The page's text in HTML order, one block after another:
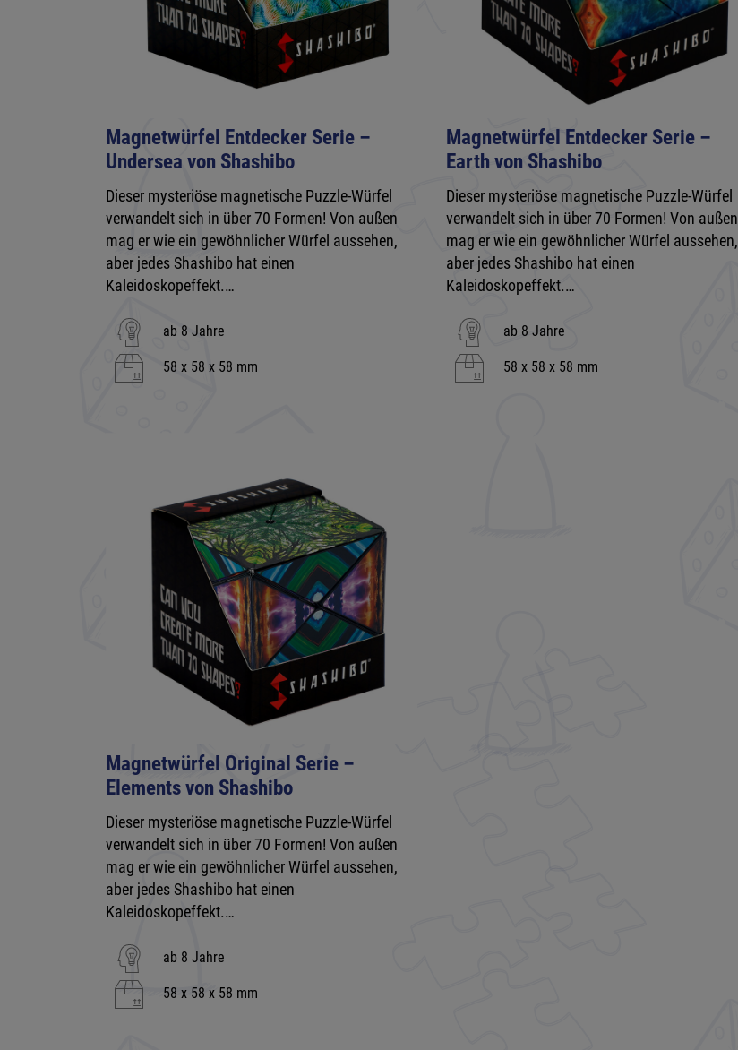
Magnetwürfel Entdecker Serie –
Undersea von Shashibo
Dieser mysteriöse magnetische Puzzle-Würfel
verwandelt sich in über 70 Formen! Von außen
mag er wie ein gewöhnlicher Würfel aussehen,
aber jedes Shashibo hat einen
Kaleidoskopeffekt.…
ab 8 Jahre
58 x 58 x 58 mm
Magnetwürfel Entdecker Serie –
Earth von Shashibo
Dieser mysteriöse magnetische Puzzle-Würfel
verwandelt sich in über 70 Formen! Von außen
mag er wie ein gewöhnlicher Würfel aussehen,
aber jedes Shashibo hat einen
Kaleidoskopeffekt.…
ab 8 Jahre
58 x 58 x 58 mm
Magnetwürfel Original Serie –
Elements von Shashibo
Dieser mysteriöse magnetische Puzzle-Würfel
verwandelt sich in über 70 Formen! Von außen
mag er wie ein gewöhnlicher Würfel aussehen,
aber jedes Shashibo hat einen
Kaleidoskopeffekt.…
ab 8 Jahre
58 x 58 x 58 mm